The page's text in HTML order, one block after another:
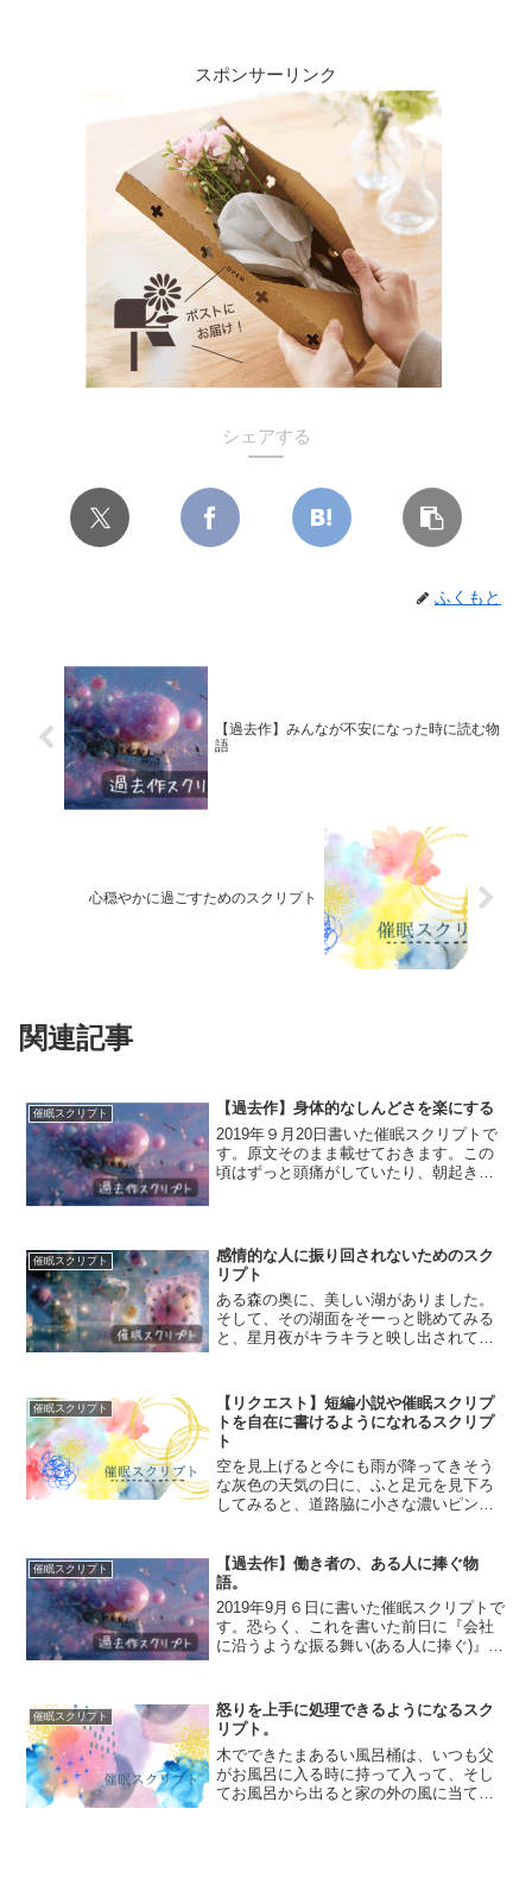
スポンサーリンク
シェアする
ふくもと
【過去作】みんなが不安になった時に読む物
語
心穏やかに過ごすためのスクリプト
関連記事
催眠スクリプト
【過去作】身体的なしんどさを楽にする
2019年９月20日書いた催眠スクリプトで
す。原文そのまま載せておきます。この
頃はずっと頭痛がしていたり、朝起きた
悩みに巻き込まれて...
催眠スクリプト
感情的な人に振り回されないためのスク
リプト
ある森の奥に、美しい湖がありました。
そして、その湖面をそーっと眺めてみる
と、星月夜がキラキラと映し出されてい
と、森の奥から梟の声が聞こえてきて、
あたりにその声がこだまして...
催眠スクリプト
【リクエスト】短編小説や催眠スクリプ
トを自在に書けるようになれるスクリプ
ト
空を見上げると今にも雨が降ってきそう
な灰色の天気の日に、ふと足元を見下ろ
してみると、道路脇に小さな濃いピンク
思ったけれど、ハッとして手を止める
と、僕の後ろをすごいスピー...
催眠スクリプト
【過去作】働き者の、ある人に捧ぐ物
語。
2019年9月６日に書いた催眠スクリプトで
す。恐らく、これを書いた前日に『会社
に沿うような振る舞い(ある人に捧ぐ)』を
なので、誰のために何のために書いたの
かは忘れてしま...
催眠スクリプト
怒りを上手に処理できるようになるスク
リプト。
木でできたまあるい風呂桶は、いつも父
がお風呂に入る時に持って入って、そし
てお風呂から出ると家の外の風に当てる